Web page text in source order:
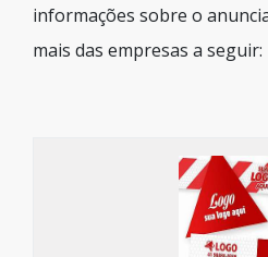
informações sobre o
mais das empresas a seguir: